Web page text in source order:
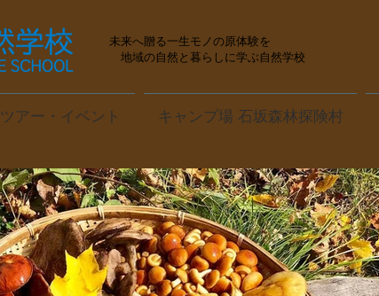
未来へ贈る一生モノの原体験を
地域の自然と暮らしに学ぶ自然学校
ツアー・イベント キャンプ場 石坂森林探険村